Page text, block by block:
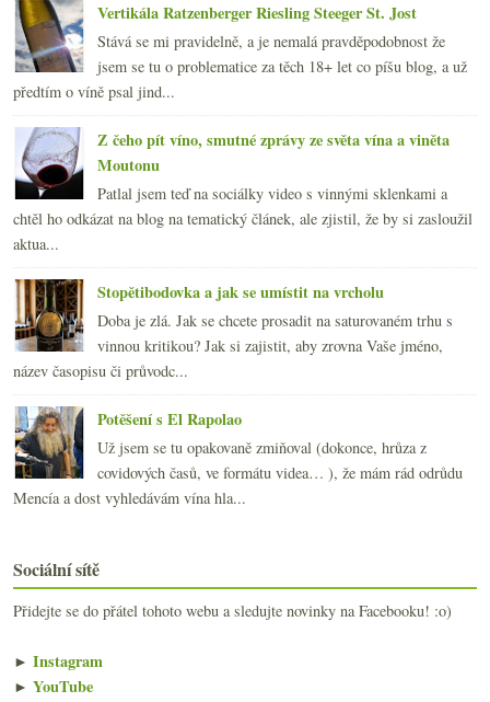
Vertikála Ratzenberger Riesling Steeger St. Jost
Stává se mi pravidelně, a je nemalá pravděpodobnost že
jsem se tu o problematice za těch 18+ let co píšu blog, a už
předtím o víně psal jind...
Z čeho pít víno, smutné zprávy ze světa vína a viněta
Moutonu
Patlal jsem teď na sociálky video s vinnými sklenkami a
chtěl ho odkázat na blog na tematický článek, ale zjistil, že by si zasloužil
aktua...
Stopětibodovka a jak se umístit na vrcholu
Doba je zlá. Jak se chcete prosadit na saturovaném trhu s
vinnou kritikou? Jak si zajistit, aby zrovna Vaše jméno,
název časopisu či průvodc...
Potěšení s El Rapolao
Už jsem se tu opakovaně zmiňoval (dokonce, hrůza z
covidových časů, ve formátu videa… ), že mám rád odrůdu
Mencía a dost vyhledávám vína hla...
Sociální sítě
Přidejte se do přátel tohoto webu a sledujte novinky na Facebooku! :o)
► Instagram
► YouTube